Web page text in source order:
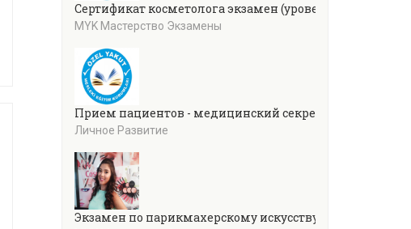
Сертификат косметолога экзамен (уровень 4)
MYK Мастерство Экзамены
Прием пациентов - медицинский секретариат
Личное Развитие
Экзамен по парикмахерскому искусству (Уровень 4)